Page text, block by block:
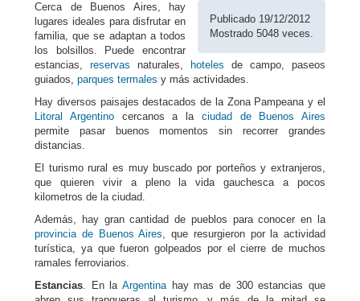
Publicado 19/12/2012
Mostrado 5048 veces.
Cerca de Buenos Aires, hay
lugares ideales para disfrutar en
familia, que se adaptan a todos
los bolsillos. Puede encontrar
estancias, reservas naturales, hoteles de campo, paseos
guiados, parques termales y más actividades.
Hay diversos paisajes destacados de la Zona Pampeana y el
Litoral Argentinocercanos a la ciudad de Buenos Aires
permite pasar buenos momentos sin recorrer grandes
distancias.
El turismo rural es muy buscado por porteños y extranjeros,
que quieren vivir a pleno la vida gauchesca a pocos
kilometros de la ciudad.
Además, hay gran cantidad de pueblos para conocer en la
provincia de Buenos Aires, que resurgieron por la actividad
turística, ya que fueron golpeados por el cierre de muchos
ramales ferroviarios.
Estancias. En la Argentinahay mas de 300 estancias que